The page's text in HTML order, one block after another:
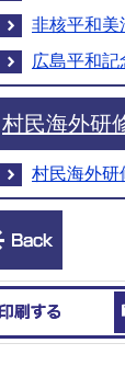
非核平和美
広島平和
村民海外研
村民海外研